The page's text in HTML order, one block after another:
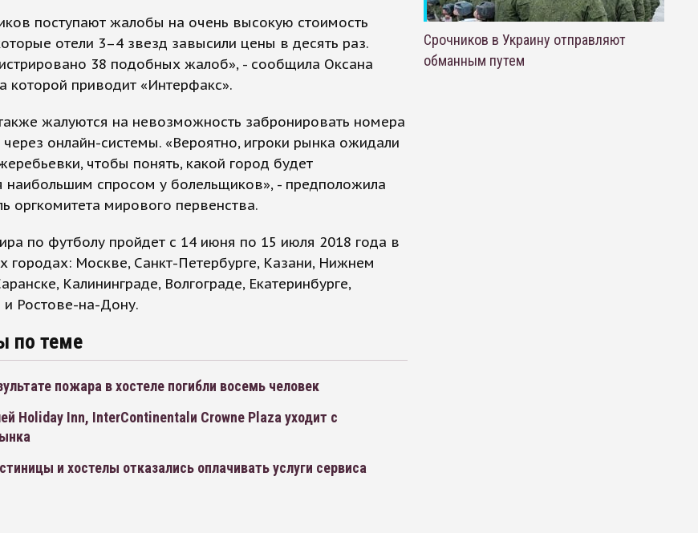
поступают жалобы на очень высокую стоимость
отели 3–4 звезд завысили цены в десять раз.
38 подобных жалоб», - сообщила Оксана
которой приводит «Интерфакс».
жалуются на невозможность забронировать номера
через онлайн-системы. «Вероятно, игроки рынка ожидали
чтобы понять, какой город будет
наибольшим спросом у болельщиков», - предположила
оргкомитета мирового первенства.
по футболу пройдет с 14 июня по 15 июля 2018 года в
городах: Москве, Санкт-Петербурге, Казани, Нижнем
Калининграде, Волгограде, Екатеринбурге,
и Ростове-на-Дону.
по теме
пожара в хостеле погибли восемь человек
Holiday Inn, InterContinentalи Crowne Plaza уходит с
и хостелы отказались оплачивать услуги сервиса
Срочников в Украину отправляют
обманным путем